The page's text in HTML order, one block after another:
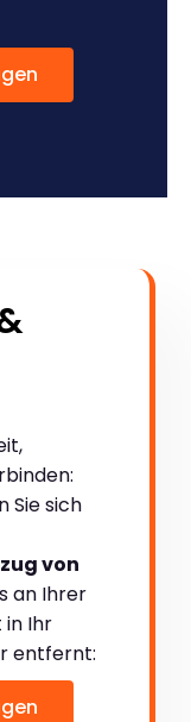
Sie sich
von
an Ihrer
in Ihr
entfernt: